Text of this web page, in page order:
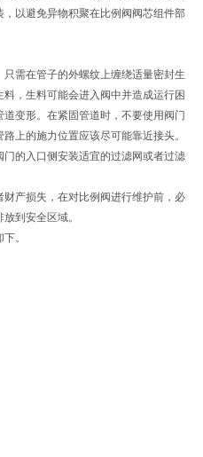
以避免异物积聚在比例阀阀芯组件部
需在管子的外螺纹上缠绕适量密封生
，生料可能会进入阀中并造成运行困
变形。在紧固管道时，不要使用阀门
上的施力位置应该尽可能靠近接头。
的入口侧安装适宜的过滤网或者过滤
产损失，在对比例阀进行维护前，必
到安全区域。
。